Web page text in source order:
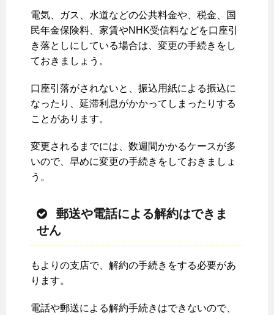
電気、ガス、水道などの公共料金や、税金、国
民年金保険料、家賃やNHK受信料などを口座引
き落としにしている場合は、変更の手続きをし
ておきましょう。
口座引落がされないと、振込用紙による振込に
なったり、延滞利息がかかってしまったりする
ことがあります。
変更されるまでには、数週間かかるケースが多
いので、早めに変更の手続きをしておきましょ
う。
郵送や電話による解約はできま
せん
もよりの支店で、解約の手続きをする必要があ
ります。
電話や郵送による解約手続きはできないので、